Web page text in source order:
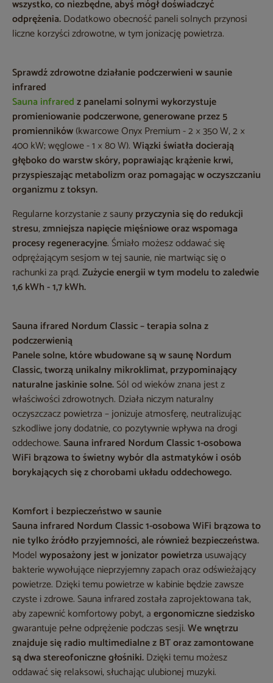
wszystko, co niezbędne, abyś mógł doświadczyć
odprężenia.Dodatkowo obecność paneli solnych przynosi
liczne korzyści zdrowotne, w tym jonizację powietrza.
Sprawdź zdrowotne działanie podczerwieni w saunie
infrared
Sauna infraredz panelami solnymiwykorzystuje
promieniowanie podczerwone, generowane przez 5
promienników(kwarcowe Onyx Premium - 2 × 350 W, 2 ×
400 kW; węglowe - 1 × 80 W).Wiązki światła docierają
głęboko do warstw skóry, poprawiając krążenie krwi,
przyspieszając metabolizm oraz pomagając w oczyszczaniu
organizmu z toksyn.
Regularne korzystanie z saunyprzyczynia się do redukcji
stresu,zmniejsza napięcie mięśniowe oraz wspomaga
procesy regeneracyjne. Śmiało możesz oddawać się
odprężającym sesjom w tej saunie, nie martwiąc się o
rachunki za prąd.Zużycie energii w tym modelu to zaledwie
1,6 kWh - 1,7 kWh.
Sauna ifrared Nordum Classic – terapia solna z
podczerwienią
Panele solne, które wbudowane są w saunę Nordum
Classic, tworzą unikalny mikroklimat, przypominający
naturalne jaskinie solne.Sól od wieków znana jest z
właściwości zdrowotnych. Działa niczym naturalny
oczyszczacz powietrza – jonizuje atmosferę, neutralizując
szkodliwe jony dodatnie, co pozytywnie wpływa na drogi
oddechowe.Sauna infrared Nordum Classic 1-osobowa
WiFi brązowa to świetny wybór dla astmatyków i osób
borykających się z chorobami układu oddechowego.
Komfort i bezpieczeństwo w saunie
Sauna infrared Nordum Classic 1-osobowa WiFi brązowa to
nie tylko źródło przyjemności, ale również bezpieczeństwa.
Modelwyposażony jest w jonizator powietrza usuwający
bakterie wywołujące nieprzyjemny zapach oraz odświeżający
powietrze. Dzięki temu powietrze w kabinie będzie zawsze
czyste i zdrowe. Sauna infrared została zaprojektowana tak,
aby zapewnić komfortowy pobyt, aergonomiczne siedzisko
gwarantuje pełne odprężenie podczas sesji.We wnętrzu
znajduje się radio multimedialne z BT oraz zamontowane
są dwa stereofoniczne głośniki.Dzięki temu możesz
oddawać się relaksowi, słuchając ulubionej muzyki.